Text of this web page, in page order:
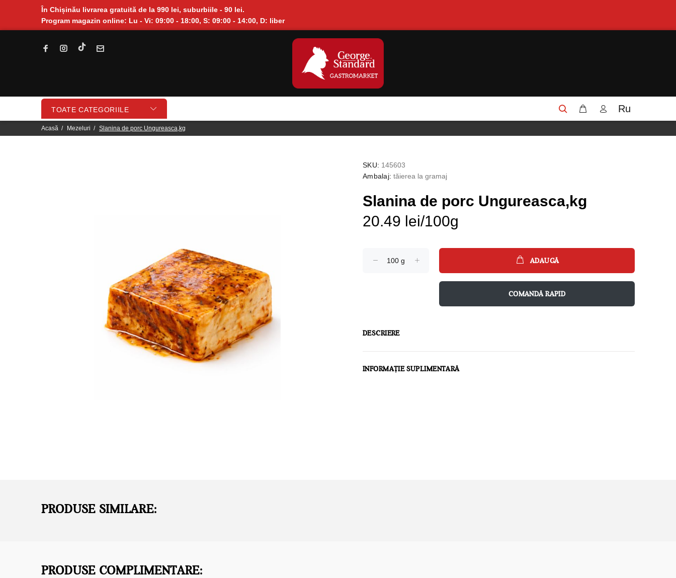
În Chișinău livrarea gratuită de la 990 lei, suburbiile - 90 lei.
Program magazin online: Lu - Vi: 09:00 - 18:00, S: 09:00 - 14:00, D: liber
TOATE CATEGORIILE Ru
Acasă Mezeluri Slanina de porc Ungureasca,kg
SKU: 145603
Ambalaj: tăierea la gramaj
Slanina de porc Ungureasca,kg
20.49 lei/100g
ADAUGĂ
COMANDĂ RAPID
DESCRIERE
INFORMAȚIE SUPLIMENTARĂ
PRODUSE SIMILARE:
PRODUSE COMPLIMENTARE: